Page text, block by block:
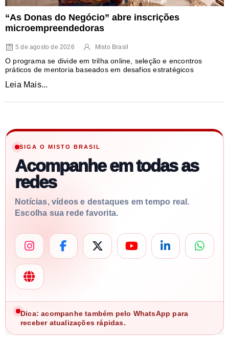
“As Donas do Negócio” abre inscrições
microempreendedoras
5 de agosto de 2026 Misto Brasil
O programa se divide em trilha online, seleção e encontros
práticos de mentoria baseados em desafios estratégicos
Leia Mais...
SIGA O MISTO BRASIL
Acompanhe em todas as
redes
Notícias, vídeos e destaques em tempo real.
Escolha sua rede favorita.
Dica: acompanhe também pelo WhatsApp para
receber atualizações rápidas.